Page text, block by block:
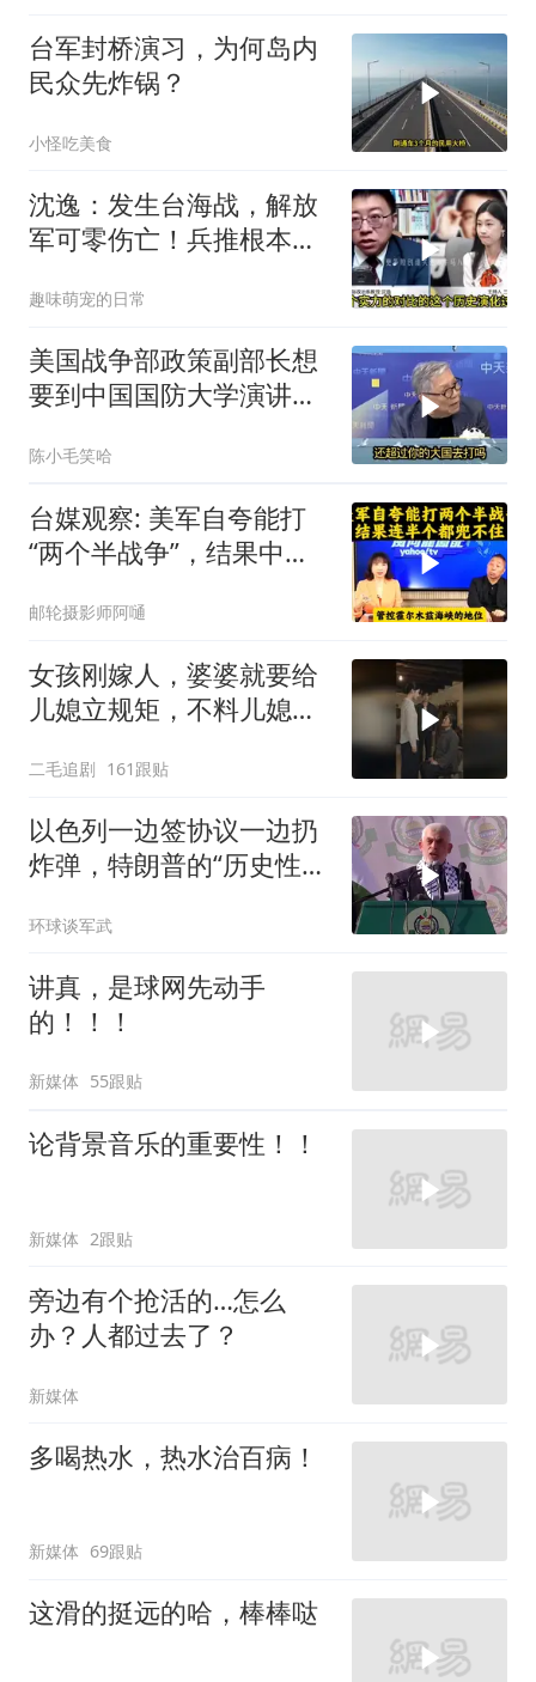
台军封桥演习，为何岛内
民众先炸锅？
小怪吃美食
沈逸：发生台海战，解放
军可零伤亡！兵推根本没
趣味萌宠的日常
美国战争部政策副部长想
要到中国国防大学演讲？
陈小毛笑哈
台媒观察: 美军自夸能打
“两个半战争”，结果中东
邮轮摄影师阿嗵
女孩刚嫁人，婆婆就要给
儿媳立规矩，不料儿媳不
二毛追剧 161跟贴
以色列一边签协议一边扔
炸弹，特朗普的“历史性协
环球谈军武
讲真，是球网先动手
的！！！
新媒体 55跟贴
论背景音乐的重要性！！
新媒体 2跟贴
旁边有个抢活的…怎么
办？人都过去了？
新媒体
多喝热水，热水治百病！
新媒体 69跟贴
这滑的挺远的哈，棒棒哒